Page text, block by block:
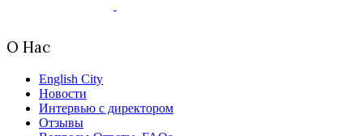
О Нас
English City
Новости
Интервью с директором
Отзывы